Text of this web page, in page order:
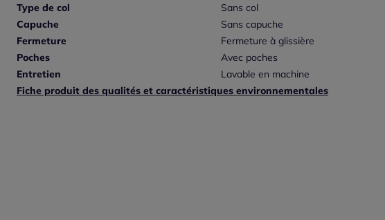
Type de col
Sans col
Capuche
Sans capuche
Fermeture
Fermeture à glissière
Poches
Avec poches
Entretien
Lavable en machine
Fiche produit des qualités et caractéristiques environnementales